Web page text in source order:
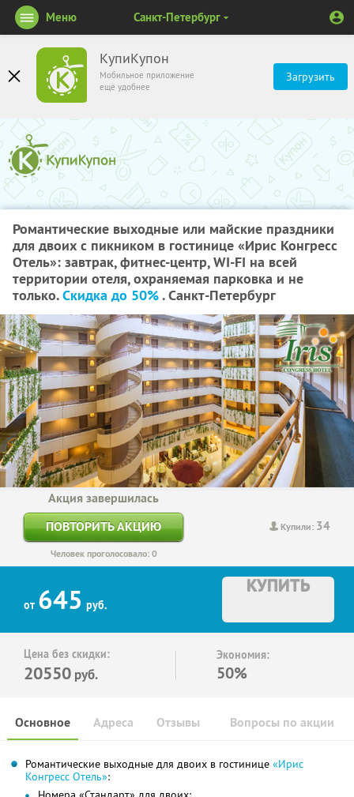
КупиКупон
Мобильное приложение
ещё удобнее
Загрузить
Меню Санкт-Петербург
Романтические выходные или майские праздники
для двоих с пикником в гостинице «Ирис Конгресс
Отель»: завтрак, фитнес-центр, WI-FI на всей
территории отеля, охраняемая парковка и не
только.Скидка до 50%. Санкт-Петербург
Купили: 34
Акция завершилась
ПОВТОРИТЬ АКЦИЮ
Человек проголосовало: 0
от 645 руб.
КУПИТЬ
Цена без скидки:
20550 руб.
Экономия:
50%
Основное Отзывы Вопросы по акции
Адреса
Романтические выходные для двоих в гостинице «Ирис
Конгресс Отель»: